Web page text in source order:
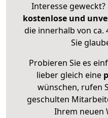
Interesse geweckt?
kostenlose und
die innerhalb von ca.
Sie
Probieren Sie es
lieber gleich eine
wünschen, rufen
geschulten
Ihrem neuen